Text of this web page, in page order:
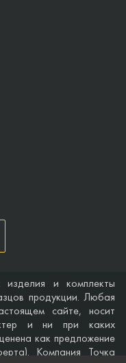
изделия и комплекты
продукции. Любая
сайте, носит
и ни при каких
как предложение
Компания Точка